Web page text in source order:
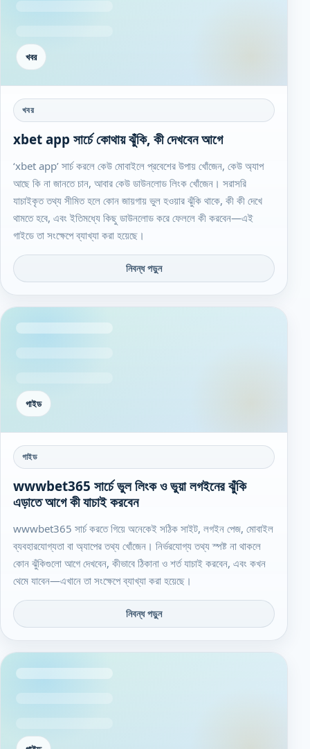
খবর
খবর
xbet app সার্চে কোথায় ঝুঁকি, কী দেখবেন আগে
‘xbet app’ সার্চ করলে কেউ মোবাইলে প্রবেশের উপায় খোঁজেন, কেউ অ্যাপ
আছে কি না জানতে চান, আবার কেউ ডাউনলোড লিংক খোঁজেন। সরাসরি
যাচাইকৃত তথ্য সীমিত হলে কোন জায়গায় ভুল হওয়ার ঝুঁকি থাকে, কী কী দেখে
থামতে হবে, এবং ইতিমধ্যে কিছু ডাউনলোড করে ফেললে কী করবেন—এই
গাইডে তা সংক্ষেপে ব্যাখ্যা করা হয়েছে।
নিবন্ধ পড়ুন
গাইড
গাইড
wwwbet365 সার্চে ভুল লিংক ও ভুয়া লগইনের ঝুঁকি
এড়াতে আগে কী যাচাই করবেন
wwwbet365 সার্চ করতে গিয়ে অনেকেই সঠিক সাইট, লগইন পেজ, মোবাইল
ব্যবহারযোগ্যতা বা অ্যাপের তথ্য খোঁজেন। নির্ভরযোগ্য তথ্য স্পষ্ট না থাকলে
কোন ঝুঁকিগুলো আগে দেখবেন, কীভাবে ঠিকানা ও শর্ত যাচাই করবেন, এবং কখন
থেমে যাবেন—এখানে তা সংক্ষেপে ব্যাখ্যা করা হয়েছে।
নিবন্ধ পড়ুন